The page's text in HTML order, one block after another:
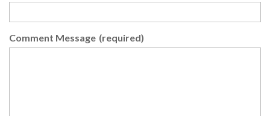
Comment Message (required)